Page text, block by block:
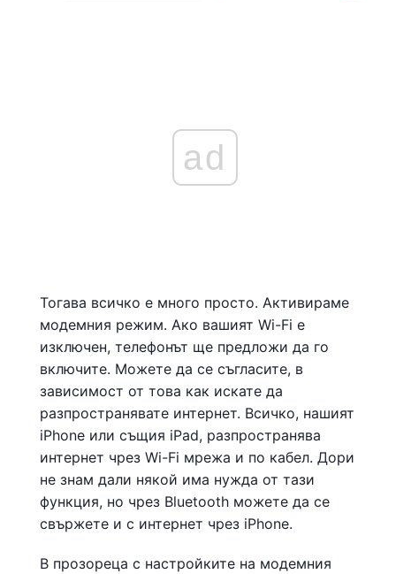
ad
Тогава всичко е много просто. Активираме
модемния режим. Ако вашият Wi-Fi е
изключен, телефонът ще предложи да го
включите. Можете да се съгласите, в
зависимост от това как искате да
разпространявате интернет. Всичко, нашият
iPhone или същия iPad, разпространява
интернет чрез Wi-Fi мрежа и по кабел. Дори
не знам дали някой има нужда от тази
функция, но чрез Bluetooth можете да се
свържете и с интернет чрез iPhone.
В прозореца с настройките на модемния